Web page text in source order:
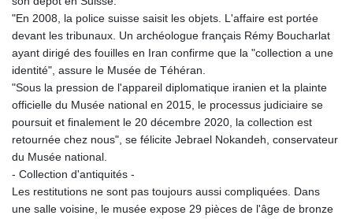
MUR 54.419742
MVR 17.862733
MWK 1998.775164
MXN 19.812061
MYR 4.728715
MZN 73.882892
NAD 18.726567
NGN 1577.963717
NPR 175.501819
NZD 1.966719
"En 2008, la police suisse saisit les objets. L'affaire est portée
devant les tribunaux. Un archéologue français Rémy Boucharlat
ayant dirigé des fouilles en Iran confirme que la "collection a une
identité", assure le Musée de Téhéran.
"Sous la pression de l'appareil diplomatique iranien et la plainte
officielle du Musée national en 2015, le processus judiciaire se
poursuit et finalement le 20 décembre 2020, la collection est
retournée chez nous", se félicite Jebrael Nokandeh, conservateur
du Musée national.
- Collection d'antiquités -
Les restitutions ne sont pas toujours aussi compliquées. Dans
une salle voisine, le musée expose 29 pièces de l'âge de bronze